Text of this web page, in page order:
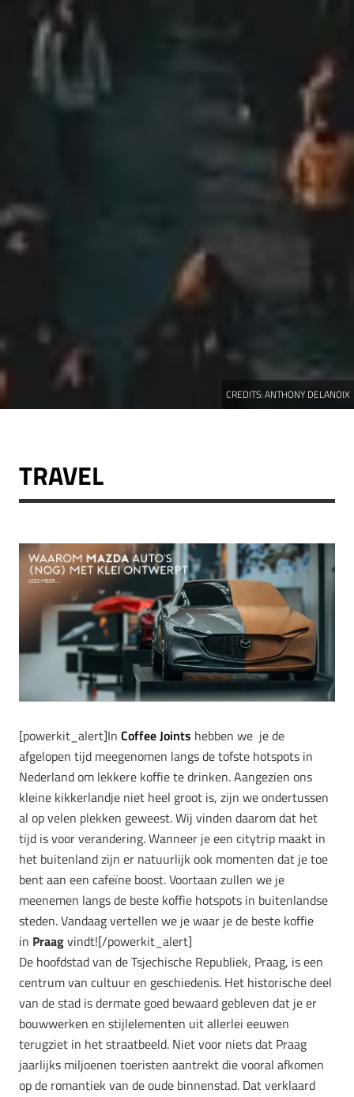
CREDITS:ANTHONY DELANOIX
TRAVEL
[powerkit_alert]In Coffee Joints hebben we je de
afgelopen tijd meegenomen langs de tofste hotspots in
Nederland om lekkere koffie te drinken. Aangezien ons
kleine kikkerlandje niet heel groot is, zijn we ondertussen
al op velen plekken geweest. Wij vinden daarom dat het
tijd is voor verandering. Wanneer je een citytrip maakt in
het buitenland zijn er natuurlijk ook momenten dat je toe
bent aan een cafeïne boost. Voortaan zullen we je
meenemen langs de beste koffie hotspots in buitenlandse
steden. Vandaag vertellen we je waar je de beste koffie
in Praagvindt![/powerkit_alert]
De hoofdstad van de Tsjechische Republiek, Praag, is een
centrum van cultuur en geschiedenis. Het historische deel
van de stad is dermate goed bewaard gebleven dat je er
bouwwerken en stijlelementen uit allerlei eeuwen
terugziet in het straatbeeld. Niet voor niets dat Praag
jaarlijks miljoenen toeristen aantrekt die vooral afkomen
op de romantiek van de oude binnenstad. Dat verklaard